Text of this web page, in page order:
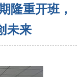
隆重开班，
未来